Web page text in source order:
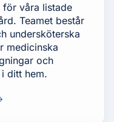
för våra listade
Teamet består
undersköterska
medicinska
och
ditt hem.